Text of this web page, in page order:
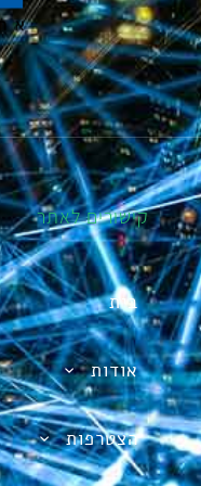
קישורים לאתר
בית
אודות
הצטרפות